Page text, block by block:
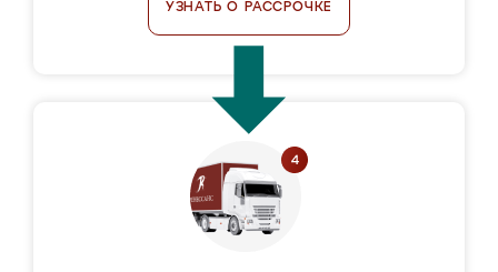
УЗНАТЬ О РАССРОЧКЕ